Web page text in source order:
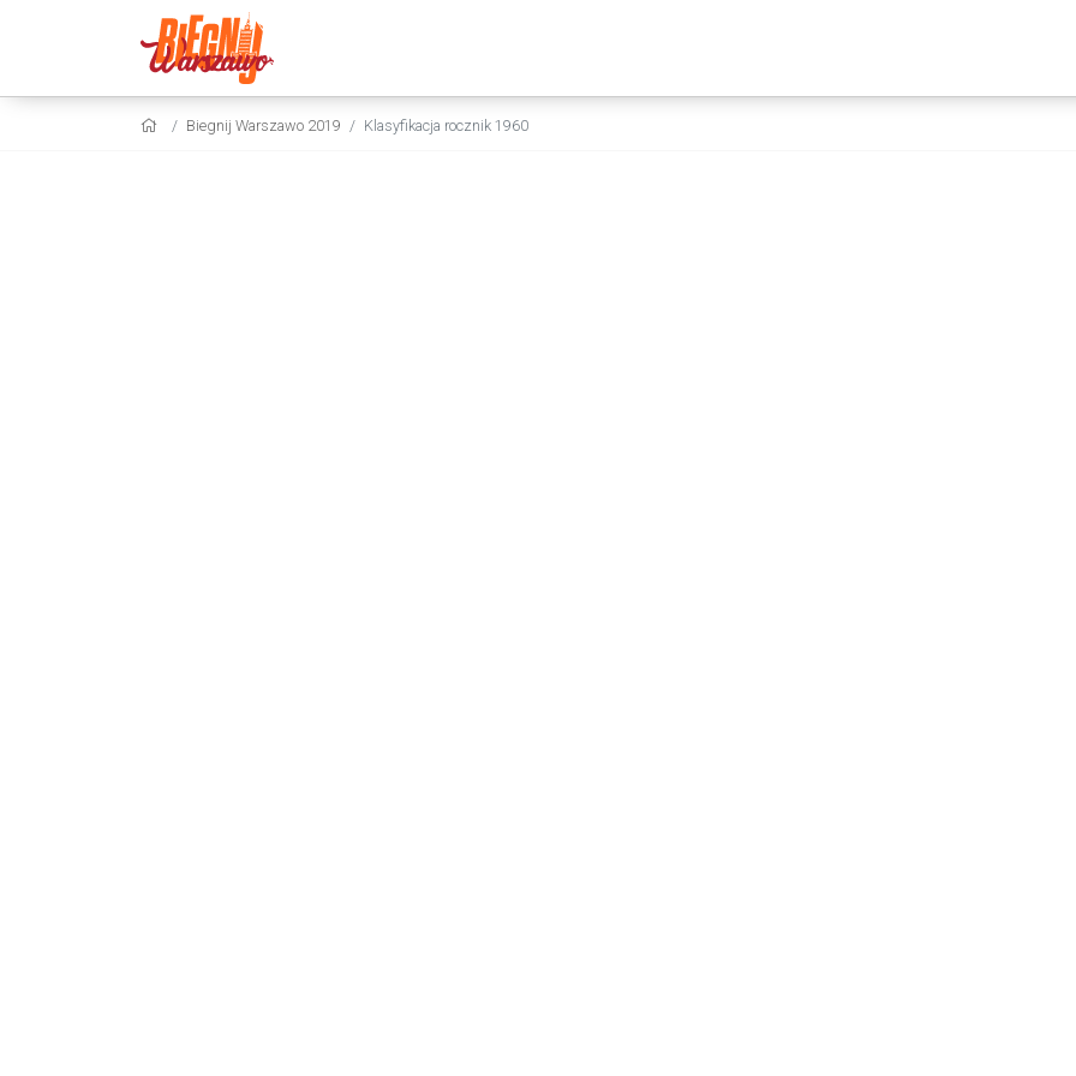
Biegnij Warszawo 2019 Klasyfikacja rocznik 1960